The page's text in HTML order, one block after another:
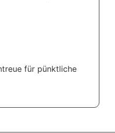
für pünktliche